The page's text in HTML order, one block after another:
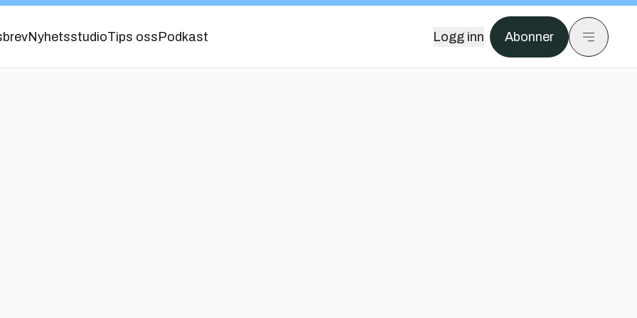
NyhetsstudioTips oss Podkast Logg inn Abonner